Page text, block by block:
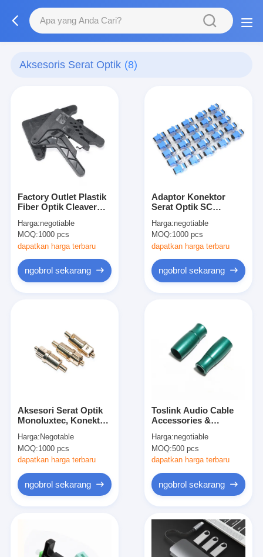
Aksesoris Serat Optik (8)
Factory Outlet Plastik
Fiber Optik Cleaver
Pemotong Ujung
Kabel Serat Optik
Plastik
Harga:negotiable
MOQ:1000 pcs
dapatkan harga terbaru
ngobrol sekarang
Adaptor Konektor
Serat Optik SC
Singlemode Simplex
SC-SC APC Coupler
Harga:negotiable
MOQ:1000 pcs
dapatkan harga terbaru
ngobrol sekarang
Aksesori Serat Optik
Monoluxtec, Konektor
Toslink
Harga: Negotable
MOQ:1000 pcs
dapatkan harga terbaru
ngobrol sekarang
Toslink Audio Cable
Accessories &
Alloy Shell
Disesuaikan Sesuai
Keinginan Anda
Harga:negotiable
MOQ:500 pcs
dapatkan harga terbaru
ngobrol sekarang